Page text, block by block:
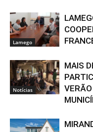
Lamego
Notícias
MAIS